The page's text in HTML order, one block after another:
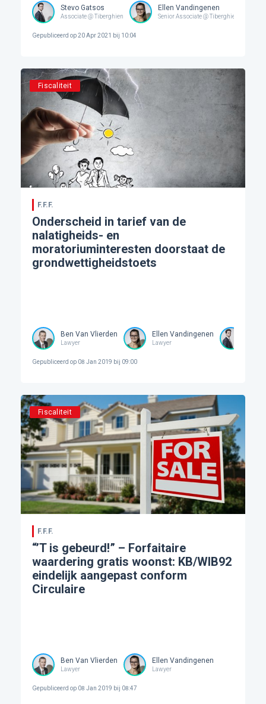
Stevo Gatsos
Associate @ Tiberghien
Ellen Vandingenen
Senior Associate @ Tiberghien
Gepubliceerd op20 Apr 2021 bij 10:04
Fiscaliteit
F.F.F.
Onderscheid in tarief van de
nalatigheids- en
moratoriuminteresten doorstaat de
grondwettigheidstoets
Ben Van Vlierden
Lawyer
Ellen Vandingenen
Lawyer
Gepubliceerd op08 Jan 2019 bij 09:00
Fiscaliteit
F.F.F.
“’T is gebeurd!” – Forfaitaire
waardering gratis woonst: KB/WIB92
eindelijk aangepast conform
Circulaire
Ben Van Vlierden
Lawyer
Ellen Vandingenen
Lawyer
Gepubliceerd op08 Jan 2019 bij 08:47